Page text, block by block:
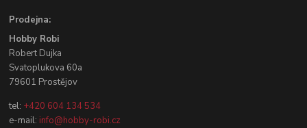
Prodejna:
Hobby Robi
Robert Dujka
Svatoplukova 60a
79601 Prostějov
tel: +420 604 134 534
e-mail: info@hobby-robi.cz